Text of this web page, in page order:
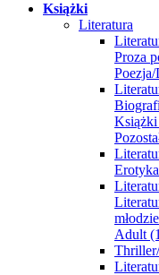
Książki
Literatura
Proza
Książki
Adult